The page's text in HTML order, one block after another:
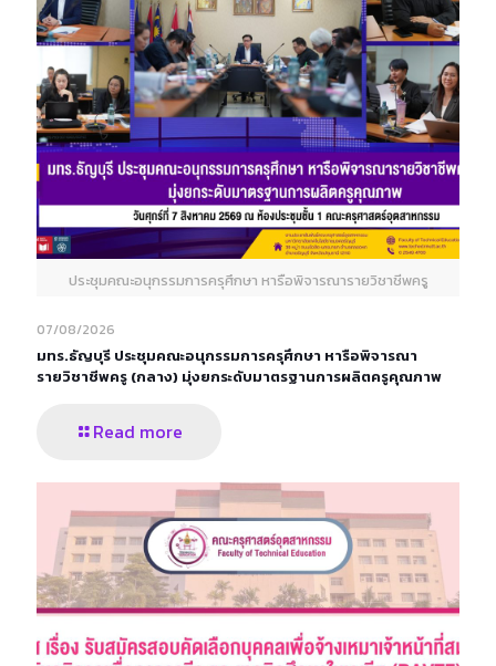
ประชุมคณะอนุกรรมการครุศึกษา หารือพิจารณารายวิชาชีพครู
07/08/2026
มทร.ธัญบุรี ประชุมคณะอนุกรรมการครุศึกษา หารือพิจารณา
รายวิชาชีพครู (กลาง) มุ่งยกระดับมาตรฐานการผลิตครูคุณภาพ
Read more